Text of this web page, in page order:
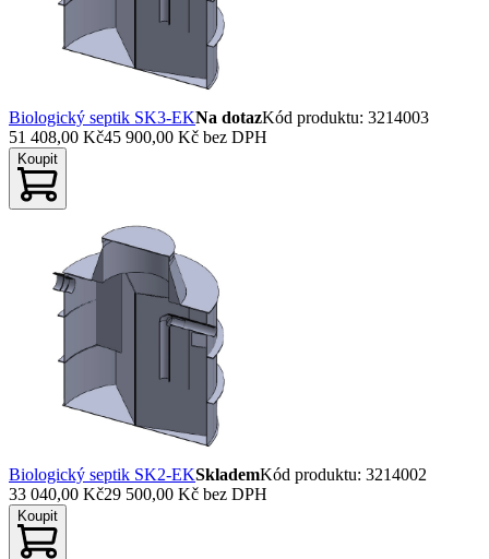
Biologický septik SK3-EKNa dotazKód produktu: 3214003
51 408,00 Kč45 900,00 Kč bez DPH
Koupit
Biologický septik SK2-EKSklademKód produktu: 3214002
33 040,00 Kč29 500,00 Kč bez DPH
Koupit